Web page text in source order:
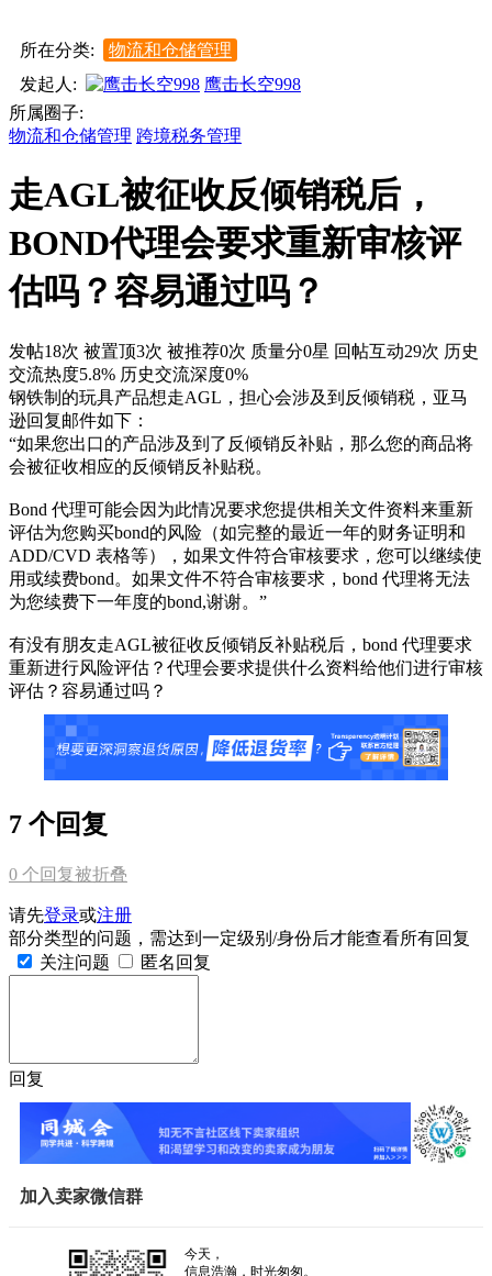
所在分类:
物流和仓储管理
发起人:
鹰击长空998
所属圈子:
物流和仓储管理 跨境税务管理
走AGL被征收反倾销税后，
BOND代理会要求重新审核评
估吗？容易通过吗？
发帖18次 被置顶3次 被推荐0次 质量分0星 回帖互动29次 历史
交流热度5.8% 历史交流深度0%
钢铁制的玩具产品想走AGL，担心会涉及到反倾销税，亚马
逊回复邮件如下：
“如果您出口的产品涉及到了反倾销反补贴，那么您的商品将
会被征收相应的反倾销反补贴税。
Bond 代理可能会因为此情况要求您提供相关文件资料来重新
评估为您购买bond的风险（如完整的最近一年的财务证明和
ADD/CVD 表格等），如果文件符合审核要求，您可以继续使
用或续费bond。如果文件不符合审核要求，bond 代理将无法
为您续费下一年度的bond,谢谢。”
有没有朋友走AGL被征收反倾销反补贴税后，bond 代理要求
重新进行风险评估？代理会要求提供什么资料给他们进行审核
评估？容易通过吗？
7 个回复
0 个回复被折叠
请先登录或注册
部分类型的问题，需达到一定级别/身份后才能查看所有回复
关注问题
匿名回复
回复
加入卖家微信群
今天，
信息浩瀚，时光匆匆。